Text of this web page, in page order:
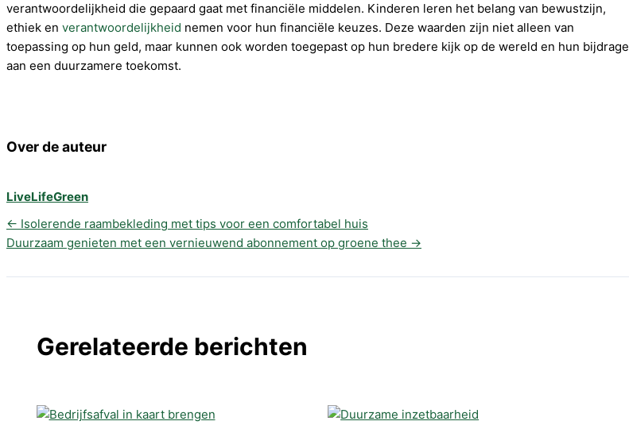
verantwoordelijkheid die gepaard gaat met financiële middelen. Kinderen leren het belang van bewustzijn,
ethiek en verantwoordelijkheid nemen voor hun financiële keuzes. Deze waarden zijn niet alleen van
toepassing op hun geld, maar kunnen ook worden toegepast op hun bredere kijk op de wereld en hun bijdrage
aan een duurzamere toekomst.
Over de auteur
LiveLifeGreen
← Isolerende raambekleding met tips voor een comfortabel huis
Duurzaam genieten met een vernieuwend abonnement op groene thee →
Gerelateerde berichten